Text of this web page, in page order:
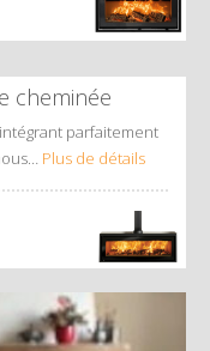
cheminée
parfaitement
Plus de détails